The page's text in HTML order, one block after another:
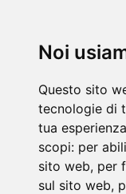
Noi
Questo sito
tecnologie di
tua
scopi: per
sito web, per
sul sito web,